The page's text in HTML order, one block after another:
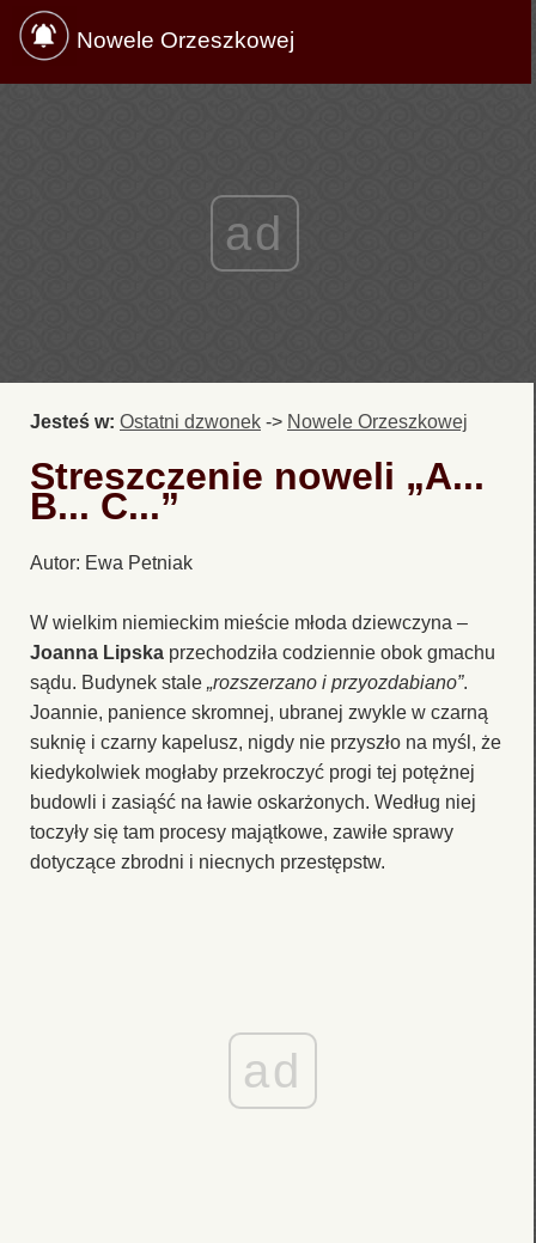
Nowele Orzeszkowej
ad
Jesteś w: Ostatni dzwonek -> Nowele Orzeszkowej
Streszczenie noweli „A...
B... C...”
Autor: Ewa Petniak
W wielkim niemieckim mieście młoda dziewczyna –
Joanna Lipska przechodziła codziennie obok gmachu
sądu. Budynek stale „rozszerzano i przyozdabiano”.
Joannie, panience skromnej, ubranej zwykle w czarną
suknię i czarny kapelusz, nigdy nie przyszło na myśl, że
kiedykolwiek mogłaby przekroczyć progi tej potężnej
budowli i zasiąść na ławie oskarżonych. Według niej
toczyły się tam procesy majątkowe, zawiłe sprawy
dotyczące zbrodni i niecnych przestępstw.
ad